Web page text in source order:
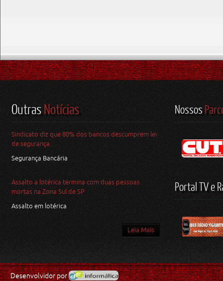
OutrasNotícias
Sindicato diz que 80% dos bancos descumprem lei
de segurança
Segurança Bancária
Assalto a lotérica termina com duas pessoas
mortas na Zona Sul de SP
Assalto em lotérica
Leia Mais
Nossos
Portal TV e
Desenvolvidor por